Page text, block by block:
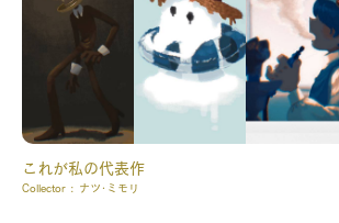
これが私の代表作
Collector : ナツ･ミモリ